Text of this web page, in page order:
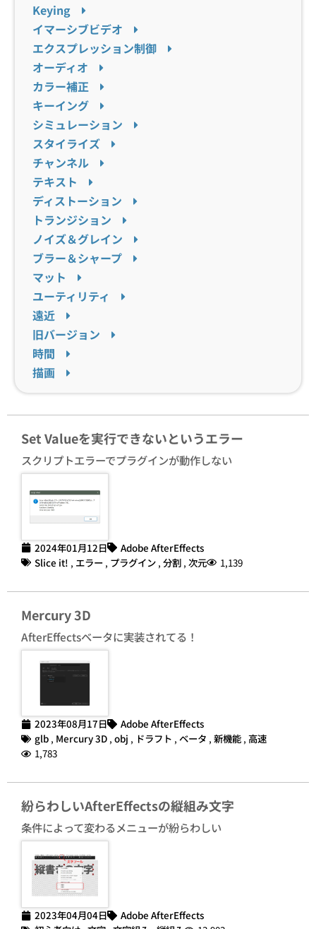
Keying
イマーシブビデオ
エクスプレッション制御
オーディオ
カラー補正
キーイング
シミュレーション
スタイライズ
チャンネル
テキスト
ディストーション
トランジション
ノイズ＆グレイン
ブラー＆シャープ
マット
ユーティリティ
遠近
旧バージョン
時間
描画
Set Valueを実行できないというエラー
スクリプトエラーでプラグインが動作しない
2024年01月12日
Adobe AfterEffects
Slice it! , エラー , プラグイン , 分割 , 次元 1,139
Mercury 3D
AfterEffectsベータに実装されてる！
2023年08月17日
Adobe AfterEffects
glb , Mercury 3D , obj , ドラフト , ベータ , 新機能 , 高速
1,783
紛らわしいAfterEffectsの縦組み文字
条件によって変わるメニューが紛らわしい
2023年04月04日
Adobe AfterEffects